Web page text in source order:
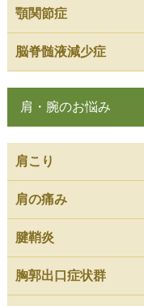
顎関節症
脳脊髄液減少症
肩・腕のお悩み
肩こり
肩の痛み
腱鞘炎
胸郭出口症状群